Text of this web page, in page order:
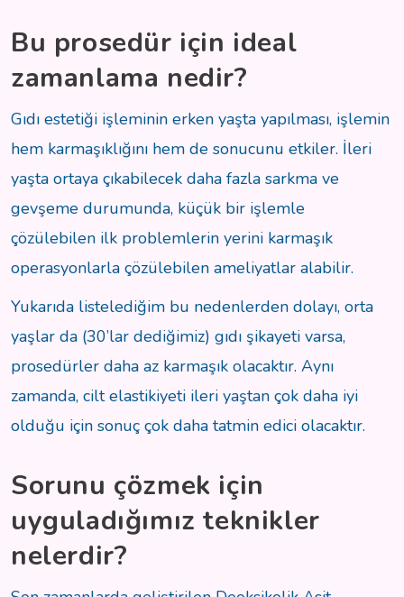
Bu prosedür için ideal
zamanlama nedir?
Gıdı estetiği işleminin erken yaşta yapılması, işlemin
hem karmaşıklığını hem de sonucunu etkiler. İleri
yaşta ortaya çıkabilecek daha fazla sarkma ve
gevşeme durumunda, küçük bir işlemle
çözülebilen ilk problemlerin yerini karmaşık
operasyonlarla çözülebilen ameliyatlar alabilir.
Yukarıda listelediğim bu nedenlerden dolayı, orta
yaşlar da (30’lar dediğimiz) gıdı şikayeti varsa,
prosedürler daha az karmaşık olacaktır. Aynı
zamanda, cilt elastikiyeti ileri yaştan çok daha iyi
olduğu için sonuç çok daha tatmin edici olacaktır.
Sorunu çözmek için
uyguladığımız teknikler
nelerdir?